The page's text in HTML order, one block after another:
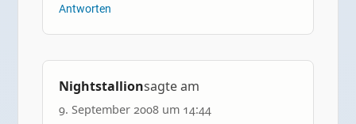
Antworten
Nightstallionsagte am
9. September 2008 um 14:44